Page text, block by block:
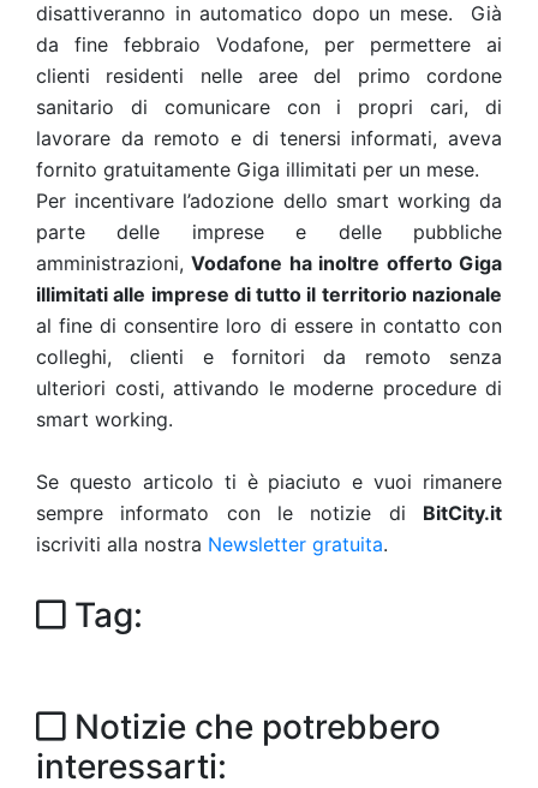
disattiveranno in automatico dopo un mese. Già
da fine febbraio Vodafone, per permettere ai
clienti residenti nelle aree del primo cordone
sanitario di comunicare con i propri cari, di
lavorare da remoto e di tenersi informati, aveva
fornito gratuitamente Giga illimitati per un mese.
Per incentivare l’adozione dello smart working da
parte delle imprese e delle pubbliche
amministrazioni,Vodafone ha inoltre offerto Giga
illimitati alle imprese di tutto il territorio nazionale
al fine di consentire loro di essere in contatto con
colleghi, clienti e fornitori da remoto senza
ulteriori costi, attivando le moderne procedure di
smart working.
Se questo articolo ti è piaciuto e vuoi rimanere
sempre informato con le notizie di BitCity.it
iscriviti alla nostra Newsletter gratuita.
Tag:
Notizie che potrebbero
interessarti: